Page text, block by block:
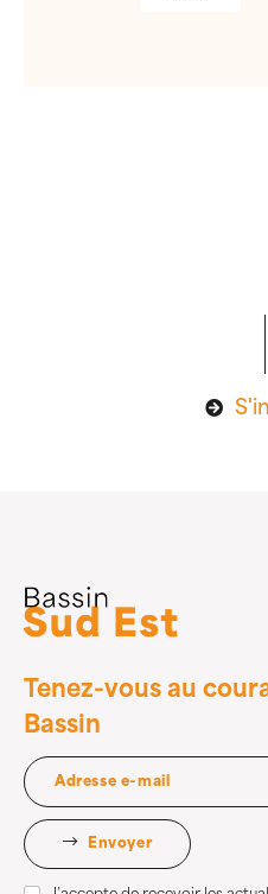
Tenez-vous au
Bassin
Envoyer